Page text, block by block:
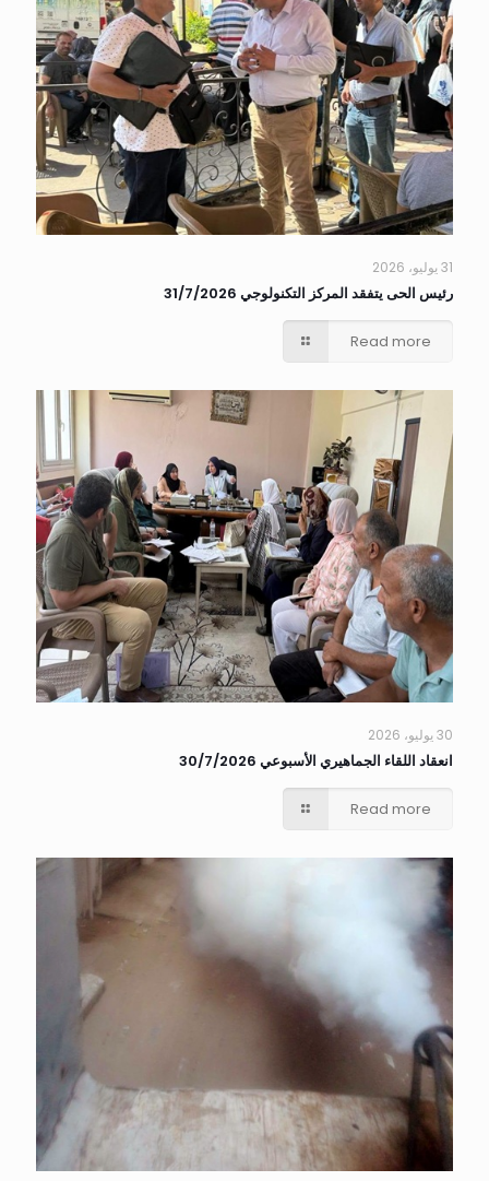
31 يوليو، 2026
رئيس الحى يتفقد المركز التكنولوجي 31/7/2026
Read more
30 يوليو، 2026
انعقاد اللقاء الجماهيري الأسبوعي 30/7/2026
Read more